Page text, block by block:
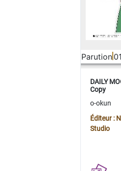
Parution
DAILY
Copy
o-okun
Éditeur :
Studio